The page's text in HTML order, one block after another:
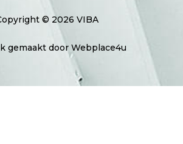
© 2026 VIBA
gemaakt door Webplace4u